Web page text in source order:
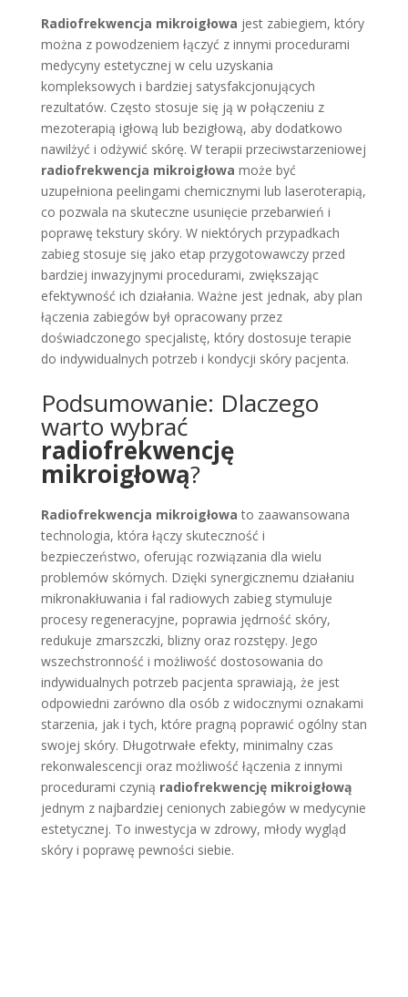
Radiofrekwencja mikroigłowa jest zabiegiem, który
można z powodzeniem łączyć z innymi procedurami
medycyny estetycznej w celu uzyskania
kompleksowych i bardziej satysfakcjonujących
rezultatów. Często stosuje się ją w połączeniu z
mezoterapią igłową lub bezigłową, aby dodatkowo
nawilżyć i odżywić skórę. W terapii przeciwstarzeniowej
radiofrekwencja mikroigłowa może być
uzupełniona peelingami chemicznymi lub laseroterapią,
co pozwala na skuteczne usunięcie przebarwień i
poprawę tekstury skóry. W niektórych przypadkach
zabieg stosuje się jako etap przygotowawczy przed
bardziej inwazyjnymi procedurami, zwiększając
efektywność ich działania. Ważne jest jednak, aby plan
łączenia zabiegów był opracowany przez
doświadczonego specjalistę, który dostosuje terapie
do indywidualnych potrzeb i kondycji skóry pacjenta.
Podsumowanie: Dlaczego
warto wybrać
radiofrekwencję
mikroigłową?
Radiofrekwencja mikroigłowa to zaawansowana
technologia, która łączy skuteczność i
bezpieczeństwo, oferując rozwiązania dla wielu
problemów skórnych. Dzięki synergicznemu działaniu
mikronakłuwania i fal radiowych zabieg stymuluje
procesy regeneracyjne, poprawia jędrność skóry,
redukuje zmarszczki, blizny oraz rozstępy. Jego
wszechstronność i możliwość dostosowania do
indywidualnych potrzeb pacjenta sprawiają, że jest
odpowiedni zarówno dla osób z widocznymi oznakami
starzenia, jak i tych, które pragną poprawić ogólny stan
swojej skóry. Długotrwałe efekty, minimalny czas
rekonwalescencji oraz możliwość łączenia z innymi
procedurami czynią radiofrekwencję mikroigłową
jednym z najbardziej cenionych zabiegów w medycynie
estetycznej. To inwestycja w zdrowy, młody wygląd
skóry i poprawę pewności siebie.